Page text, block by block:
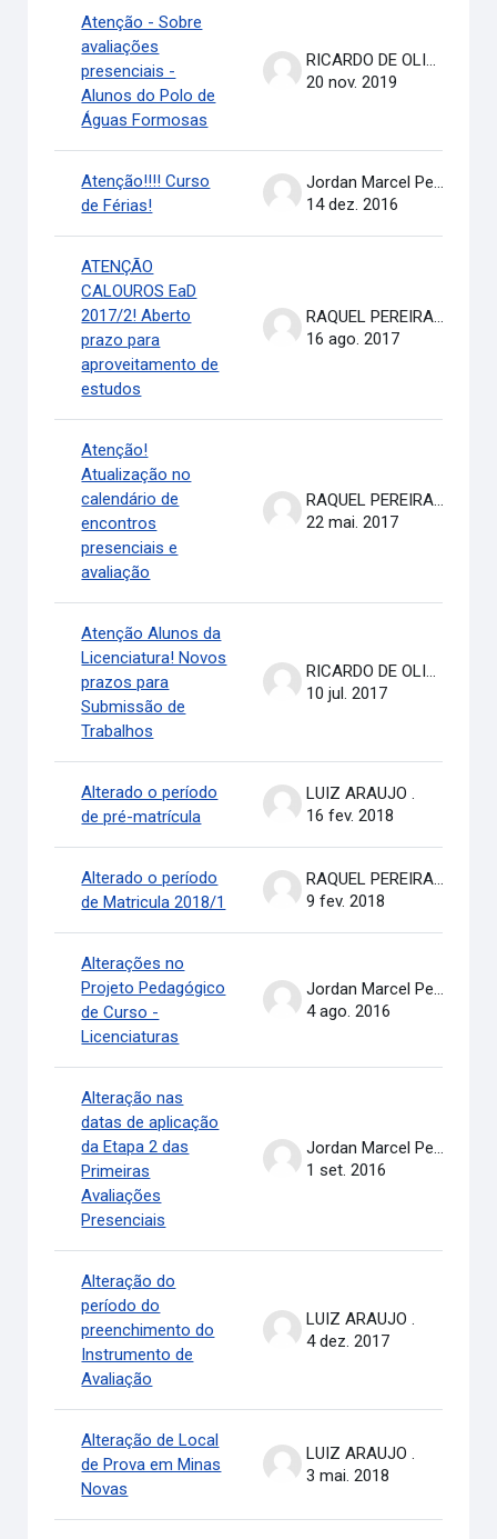
Atenção - Sobre
avaliações
presenciais -
Alunos do Polo de
Águas Formosas
RICARDO DE OLIVEIRA BRASIL COSTA
20 nov. 2019
Atenção!!!! Curso
de Férias!
Jordan Marcel Pereira
14 dez. 2016
ATENÇÃO
CALOUROS EaD
2017/2! Aberto
prazo para
aproveitamento de
estudos
RAQUEL PEREIRA DE ARRUDA
16 ago. 2017
Atenção!
Atualização no
calendário de
encontros
presenciais e
avaliação
RAQUEL PEREIRA DE ARRUDA
22 mai. 2017
Atenção Alunos da
Licenciatura! Novos
prazos para
Submissão de
Trabalhos
RICARDO DE OLIVEIRA BRASIL COSTA
10 jul. 2017
Alterado o período
de pré-matrícula
LUIZ ARAUJO .
16 fev. 2018
Alterado o período
de Matricula 2018/1
RAQUEL PEREIRA DE ARRUDA
9 fev. 2018
Alterações no
Projeto Pedagógico
de Curso -
Licenciaturas
Jordan Marcel Pereira
4 ago. 2016
Alteração nas
datas de aplicação
da Etapa 2 das
Primeiras
Avaliações
Presenciais
Jordan Marcel Pereira
1 set. 2016
Alteração do
período do
preenchimento do
Instrumento de
Avaliação
LUIZ ARAUJO .
4 dez. 2017
Alteração de Local
de Prova em Minas
Novas
LUIZ ARAUJO .
3 mai. 2018